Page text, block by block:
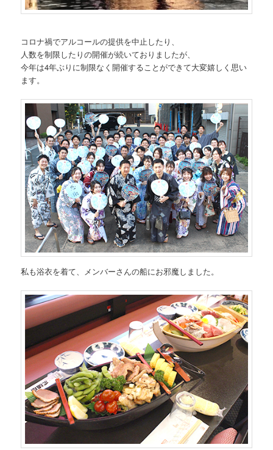
コロナ禍でアルコールの提供を中止したり、
人数を制限したりの開催が続いておりましたが、
今年は4年ぶりに制限なく開催することができて大変嬉しく思い
ます。
私も浴衣を着て、メンバーさんの船にお邪魔しました。